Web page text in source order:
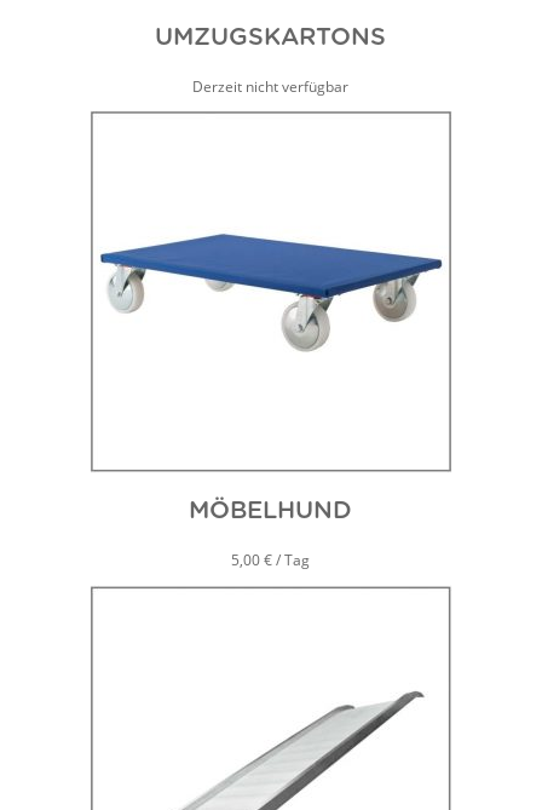
UMZUGSKARTONS
Derzeit nicht verfügbar
MÖBELHUND
5,00 € / Tag